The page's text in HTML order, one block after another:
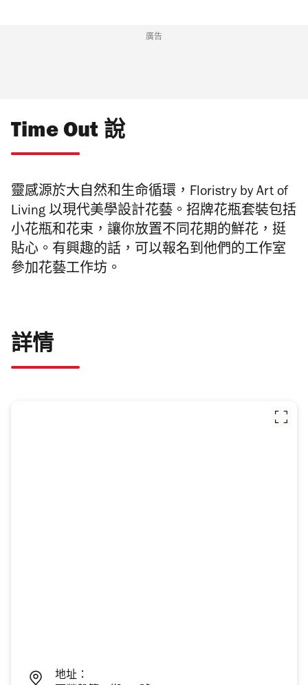
廣告
Time Out 說
靈感源於大自然和生命循環，Floristry by Art of
Living 以現代美學設計花藝。招牌花瓶套裝包括
小花瓶和花束，讓你放置不同花期的鮮花，挺
貼心。有興趣的話，可以報名到他們的工作室
參加花藝工作坊。
詳情
地址：